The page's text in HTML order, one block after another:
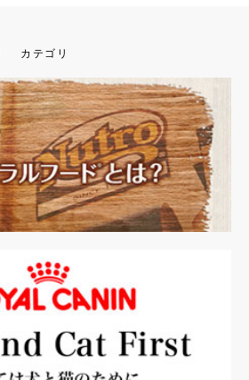
カテゴリ